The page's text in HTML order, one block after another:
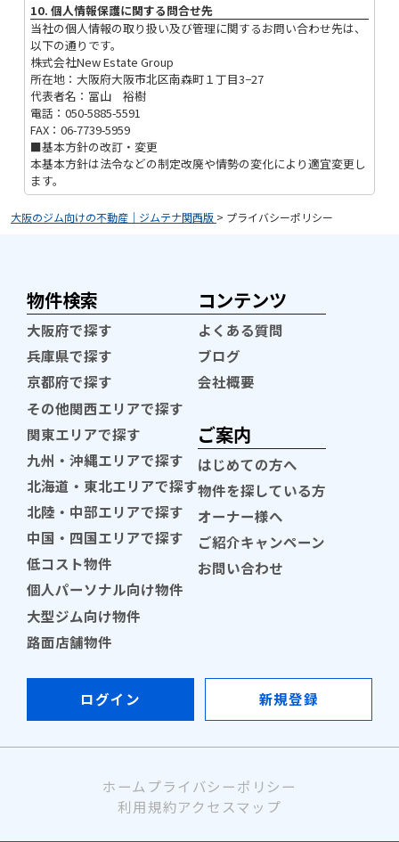
10. 個人情報保護に関する問合せ先
当社の個人情報の取り扱い及び管理に関するお問い合わせ先は、
以下の通りです。
株式会社New Estate Group
所在地：大阪府大阪市北区南森町１丁目3−27
代表者名：冨山 裕樹
電話：050-5885-5591
FAX：06-7739-5959
■基本方針の改訂・変更
本基本方針は法令などの制定改廃や情勢の変化により適宜変更し
ます。
大阪のジム向けの不動産｜ジムテナ関西版 > プライバシーポリシー
物件検索
大阪府で探す
兵庫県で探す
京都府で探す
その他関西エリアで探す
関東エリアで探す
九州・沖縄エリアで探す
北海道・東北エリアで探す
北陸・中部エリアで探す
中国・四国エリアで探す
低コスト物件
個人パーソナル向け物件
大型ジム向け物件
路面店舗物件
コンテンツ
よくある質問
ブログ
会社概要
ご案内
はじめての方へ
物件を探している方
オーナー様へ
ご紹介キャンペーン
お問い合わせ
ログイン 新規登録
ホーム プライバシーポリシー
利用規約アクセスマップ